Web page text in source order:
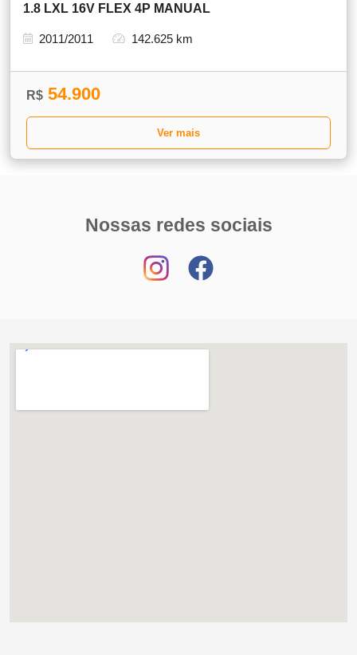
1.8 LXL 16V FLEX 4P MANUAL
2011/2011 142.625 km
R$ 54.900
Ver mais
Nossas redes sociais